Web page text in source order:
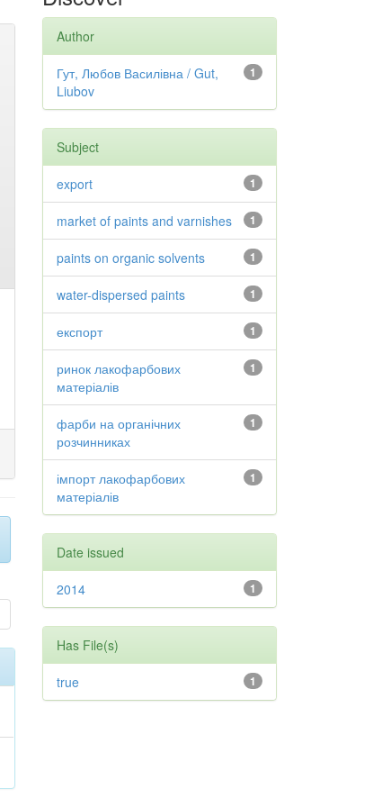
Author
1
Гут, Любов Василівна / Gut,
Liubov
Subject
1
export
1
market of paints and varnishes
1
paints on organic solvents
1
water-dispersed paints
1
експорт
1
ринок лакофарбових
матеріалів
1
фарби на органічних
розчинниках
1
імпорт лакофарбових
матеріалів
Date issued
1
2014
Has File(s)
1
true